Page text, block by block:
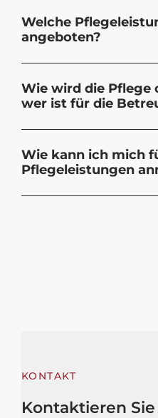
Welche
angeboten?
Wie wird die Pflege
wer ist für die
Wie kann ich mich
Pflegeleistungen
KONTAKT
Kontaktieren